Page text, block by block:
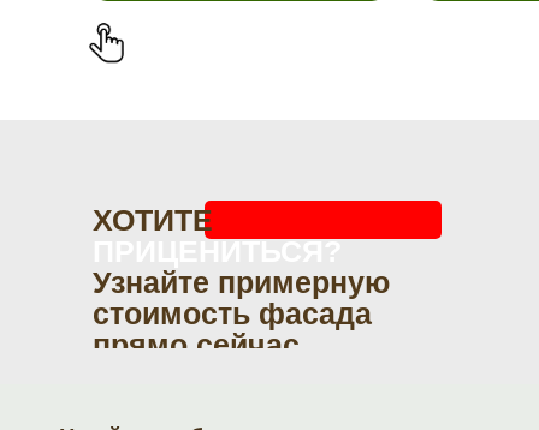
ХОТИТЕ
Узнайте примерную
стоимость фасада
прямо сейчас